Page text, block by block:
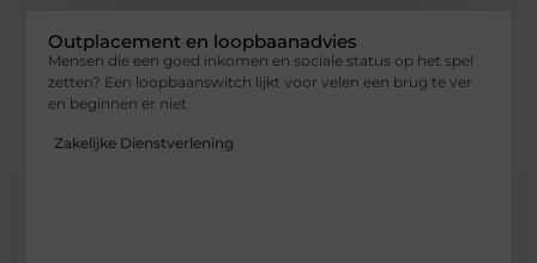
Outplacement en loopbaanadvies
Mensen die een goed inkomen en sociale status op het spel
zetten? Een loopbaanswitch lijkt voor velen een brug te ver
en beginnen er niet
Zakelijke Dienstverlening